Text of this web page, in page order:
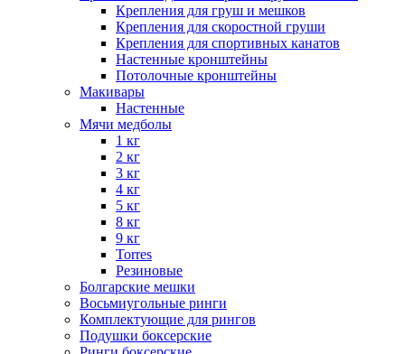
Крепления для груш и мешков
Крепления для скоростной груши
Крепления для спортивных канатов
Настенные кронштейны
Потолочные кронштейны
Макивары
Настенные
Мячи медболы
1 кг
2 кг
3 кг
4 кг
5 кг
8 кг
9 кг
Torres
Резиновые
Болгарские мешки
Восьмиугольные ринги
Комплектующие для рингов
Подушки боксерские